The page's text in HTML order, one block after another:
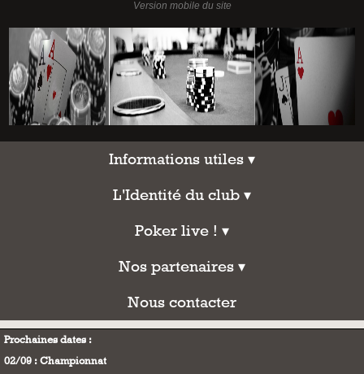
Informations utiles
Informations utiles ▾
L'Identité du club
L'Identité du club ▾
Poker live !
Poker live ! ▾
Nos partenaires
Nos partenaires ▾
Nous contacter
Nous contacter
Prochaines dates :
02/09 : Championnat